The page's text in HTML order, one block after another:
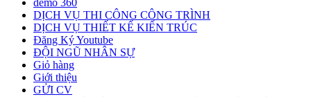
demo 360
DỊCH VỤ THI CÔNG CÔNG TRÌNH
DỊCH VỤ THIẾT KẾ KIẾN TRÚC
Đăng Ký Youtube
ĐỘI NGŨ NHÂN SỰ
Giỏ hàng
Giới thiệu
GỬI CV